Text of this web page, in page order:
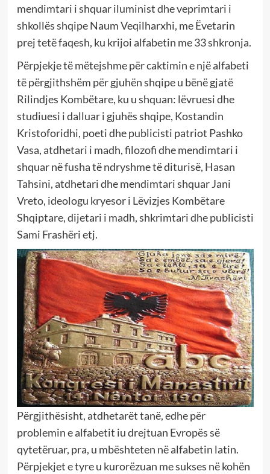
mendimtari i shquar iluminist dhe veprimtari i
shkollës shqipe Naum Veqilharxhi, me Ëvetarin
prej tetë faqesh, ku krijoi alfabetin me 33 shkronja.
Përpjekje të mëtejshme për caktimin e një alfabeti
të përgjithshëm për gjuhën shqipe u bënë gjatë
Rilindjes Kombëtare, ku u shquan: lëvruesi dhe
studiuesi i dalluar i gjuhës shqipe, Kostandin
Kristoforidhi, poeti dhe publicisti patriot Pashko
Vasa, atdhetari i madh, filozofi dhe mendimtari i
shquar në fusha të ndryshme të diturisë, Hasan
Tahsini, atdhetari dhe mendimtari shquar Jani
Vreto, ideologu kryesor i Lëvizjes Kombëtare
Shqiptare, dijetari i madh, shkrimtari dhe publicisti
Sami Frashëri etj.
Përgjithësisht, atdhetarët tanë, edhe për
problemin e alfabetit iu drejtuan Evropës së
qytetëruar, pra, u mbështeten në alfabetin latin.
Përpjekjet e tyre u kurorëzuan me sukses në kohën